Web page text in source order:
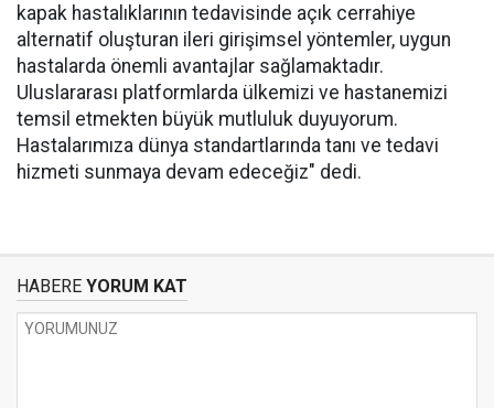
kapak hastalıklarının tedavisinde açık cerrahiye
alternatif oluşturan ileri girişimsel yöntemler, uygun
hastalarda önemli avantajlar sağlamaktadır.
Uluslararası platformlarda ülkemizi ve hastanemizi
temsil etmekten büyük mutluluk duyuyorum.
Hastalarımıza dünya standartlarında tanı ve tedavi
hizmeti sunmaya devam edeceğiz" dedi.
HABERE YORUM KAT